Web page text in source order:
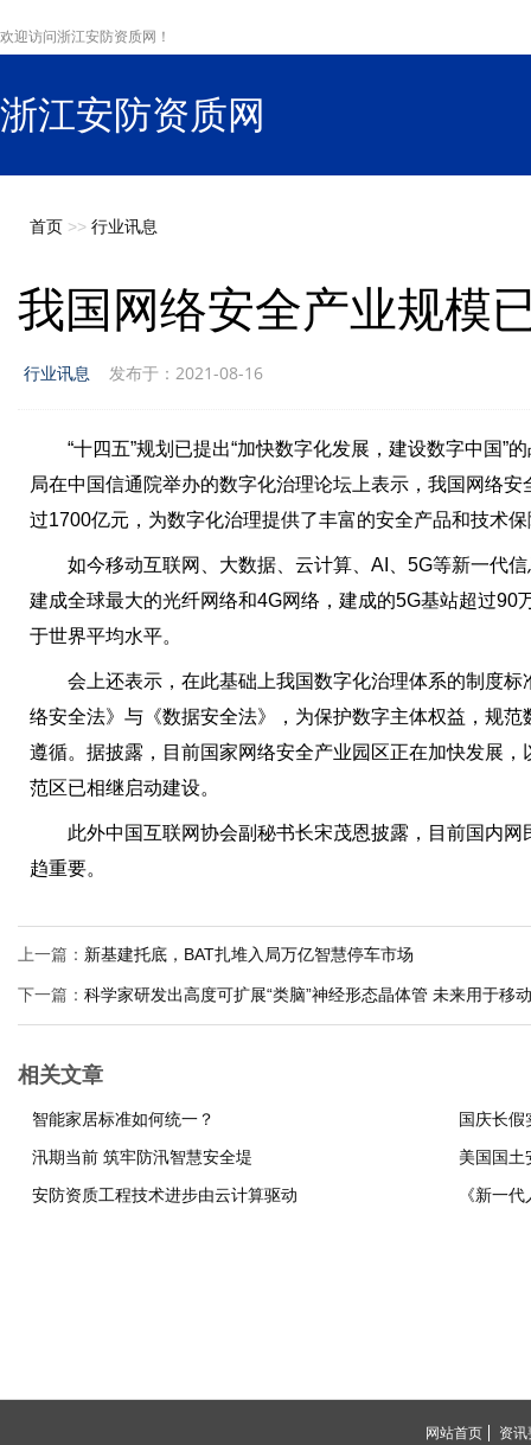
欢迎访问浙江安防资质网！
浙江安防资质网
首页 >> 行业讯息
我国网络安全产业规模
行业讯息 发布于：2021-08-16
“十四五”规划已提出“加快数字化发展，建设数字中国”
局在中国信通院举办的数字化治理论坛上表示，我国网络
过1700亿元，为数字化治理提供了丰富的安全产品和技术
如今移动互联网、大数据、云计算、AI、5G等新一代信
建成全球最大的光纤网络和4G网络，建成的5G基站超过90
于世界平均水平。
会上还表示，在此基础上我国数字化治理体系的制度标
络安全法》与《数据安全法》，为保护数字主体权益，规
遵循。据披露，目前国家网络安全产业园区正在加快发展
范区已相继启动建设。
此外中国互联网协会副秘书长宋茂恩披露，目前国内网
趋重要。
上一篇： 新基建托底，BAT扎堆入局万亿智慧停车市场
下一篇： 科学家研发出高度可扩展“类脑”神经形态晶体管 未来用于移
相关文章
智能家居标准如何统一？
国庆长假
汛期当前 筑牢防汛智慧安全堤
美国国土
安防资质工程技术进步由云计算驱动
《新一
网站首页 资讯